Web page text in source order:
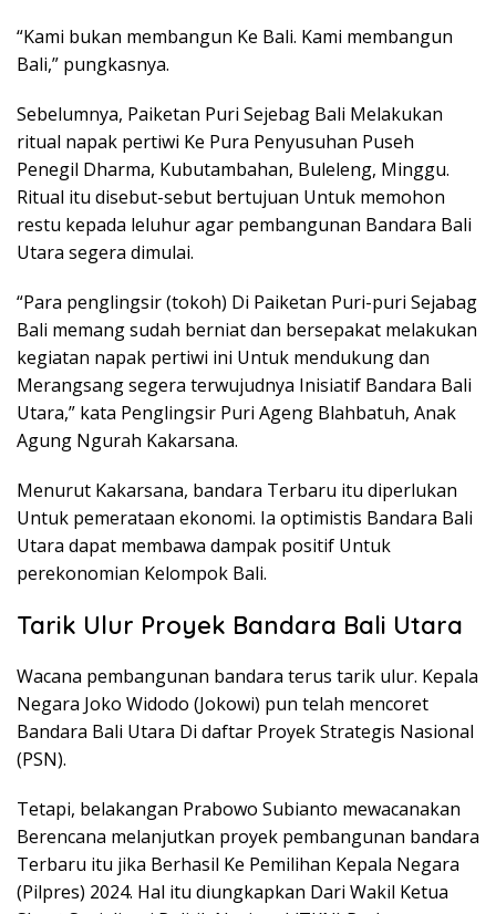
“Kami bukan membangun Ke Bali. Kami membangun
Bali,” pungkasnya.
Sebelumnya, Paiketan Puri Sejebag Bali Melakukan
ritual napak pertiwi Ke Pura Penyusuhan Puseh
Penegil Dharma, Kubutambahan, Buleleng, Minggu.
Ritual itu disebut-sebut bertujuan Untuk memohon
restu kepada leluhur agar pembangunan Bandara Bali
Utara segera dimulai.
“Para penglingsir (tokoh) Di Paiketan Puri-puri Sejabag
Bali memang sudah berniat dan bersepakat melakukan
kegiatan napak pertiwi ini Untuk mendukung dan
Merangsang segera terwujudnya Inisiatif Bandara Bali
Utara,” kata Penglingsir Puri Ageng Blahbatuh, Anak
Agung Ngurah Kakarsana.
Menurut Kakarsana, bandara Terbaru itu diperlukan
Untuk pemerataan ekonomi. Ia optimistis Bandara Bali
Utara dapat membawa dampak positif Untuk
perekonomian Kelompok Bali.
Tarik Ulur Proyek Bandara Bali Utara
Wacana pembangunan bandara terus tarik ulur. Kepala
Negara Joko Widodo (Jokowi) pun telah mencoret
Bandara Bali Utara Di daftar Proyek Strategis Nasional
(PSN).
Tetapi, belakangan Prabowo Subianto mewacanakan
Berencana melanjutkan proyek pembangunan bandara
Terbaru itu jika Berhasil Ke Pemilihan Kepala Negara
(Pilpres) 2024. Hal itu diungkapkan Dari Wakil Ketua